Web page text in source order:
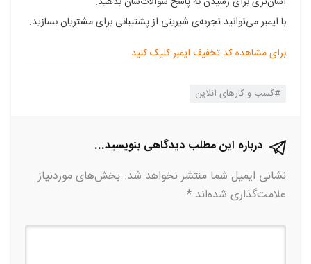
با ایمبر می‌توانید تجربه‌ی شیرینی از پشتیبانی برای مشتریان بسازید.
برای مشاهده کد تخفیف ایمبر کلیک کنید
کسب و کارهای آنلاین
درباره این مطلب دیدگاهی بنویسید...
نشانی ایمیل شما منتشر نخواهد شد. بخش‌های موردنیاز
علامت‌گذاری شده‌اند *